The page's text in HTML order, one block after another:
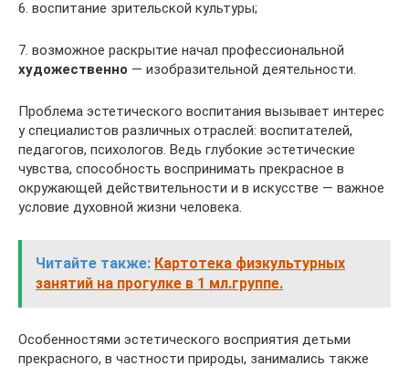
6. воспитание зрительской культуры;
7. возможное раскрытие начал профессиональной
художественно — изобразительной деятельности.
Проблема эстетического воспитания вызывает интерес
у специалистов различных отраслей: воспитателей,
педагогов, психологов. Ведь глубокие эстетические
чувства, способность воспринимать прекрасное в
окружающей действительности и в искусстве — важное
условие духовной жизни человека.
Читайте также: Картотека физкультурных
занятий на прогулке в 1 мл.группе.
Особенностями эстетического восприятия детьми
прекрасного, в частности природы, занимались также